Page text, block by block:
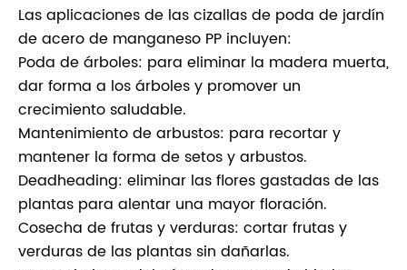
Las aplicaciones de las cizallas de poda de jardín
de acero de manganeso PP incluyen:
Poda de árboles: para eliminar la madera muerta,
dar forma a los árboles y promover un
crecimiento saludable.
Mantenimiento de arbustos: para recortar y
mantener la forma de setos y arbustos.
Deadheading: eliminar las flores gastadas de las
plantas para alentar una mayor floración.
Cosecha de frutas y verduras: cortar frutas y
verduras de las plantas sin dañarlas.